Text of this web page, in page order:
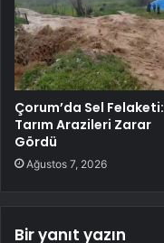
Çorum’da Sel Felaketi:
Tarım Arazileri Zarar
Gördü
Ağustos 7, 2026
Bir yanıt yazın